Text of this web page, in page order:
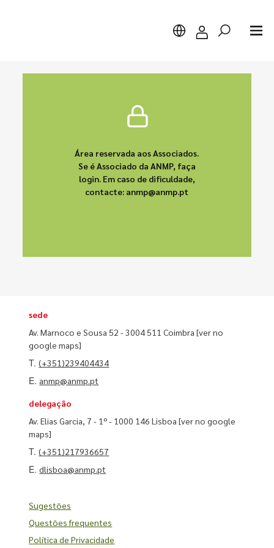
Área reservada aos Associados.
Se é Associado da ANMP, faça
login. Em caso de dificuldade,
contacte: anmp@anmp.pt
sede
Av. Marnoco e Sousa 52 - 3004 511 Coimbra[ver no
google maps]
T.(+351)239404434
E. anmp@anmp.pt
delegação
Av. Elias Garcia, 7 - 1º - 1000 146 Lisboa[ver no google
maps]
T.(+351)217936657
E.dlisboa@anmp.pt
Sugestões
Questões frequentes
Política de Privacidade